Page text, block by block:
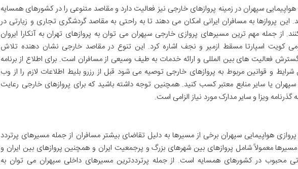
هواپیمایی سپهران در زمینه پروازهای خارجی نیز فعالیت دارد و مقاصد متنوعی را در کشورهای همسایه
پروازها به مسافران ایرانی امکان می دهند تا به راحتی به مقاصد گردشگری تجاری و زیارتی در
از جمله مهم ترین مسیرهای پروازی خارجی سپهران می توان به پروازهای تهران به آنکارا ایروان
کویت اسپارتا مسقط ازمیر و نجف اشاره کرد. این تنوع در مقاصد خارجی نشان دهنده تلاش
فعالیت های بین المللی و ارائه خدمات به طیف وسیعی از مسافران است. برای اطلاع از برنامه
و قوانین مربوط به پروازهای خارجی توصیه می شود قبل از رزرو بلیط اطلاعات لازم را از وب
یا سایر منابع معتبر کسب کنید. همچنین توجه داشته باشید که برای پروازهای خارجی رعایت
ویزا و سایر مدارک مورد نیاز الزامی است.
هواپیمایی سپهران برخی از مسیرها به دلیل تقاضای بیشتر مسافران از جمله مسیرهای پرتردد
معمولاً شامل پروازهای بین شهرهای بزرگ و پرجمعیت ایران و همچنین پروازهای بین ایران و
محبوب در کشورهای همسایه است. از جمله پرترددترین مسیرهای داخلی سپهران می توان به